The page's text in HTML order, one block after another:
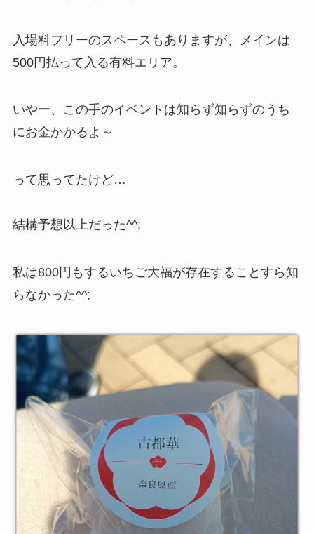
入場料フリーのスペースもありますが、メインは
500円払って入る有料エリア。
いやー、この手のイベントは知らず知らずのうち
にお金かかるよ～
って思ってたけど…
結構予想以上だった^^;
私は800円もするいちご大福が存在することすら知
らなかった^^;